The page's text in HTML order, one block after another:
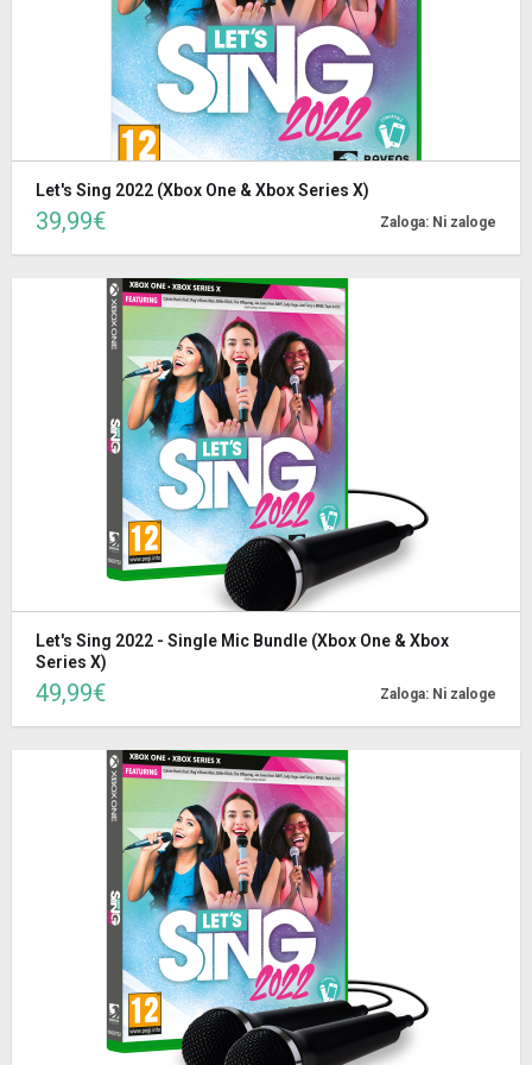
Let's Sing 2022 (Xbox One & Xbox Series X)
39,99€ Zaloga: Ni zaloge
Let's Sing 2022 - Single Mic Bundle (Xbox One & Xbox
Series X)
49,99€ Zaloga: Ni zaloge